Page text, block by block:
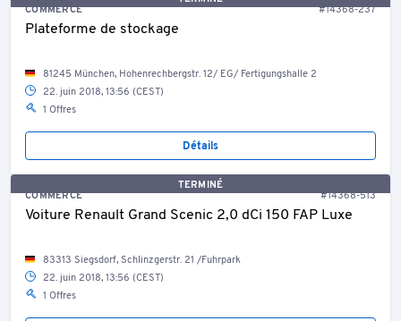
COMMERCE
#14368-237
Plateforme de stockage
81245 München, Hohenrechbergstr. 12/ EG/ Fertigungshalle 2
22. juin 2018, 13:56 (CEST)
1 Offres
Détails
TERMINÉ
COMMERCE
#14368-513
Voiture Renault Grand Scenic 2,0 dCi 150 FAP Luxe
83313 Siegsdorf, Schlinzgerstr. 21 /Fuhrpark
22. juin 2018, 13:56 (CEST)
1 Offres